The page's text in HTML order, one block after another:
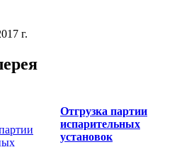
г.
Отгрузка партии
испарительных
установок